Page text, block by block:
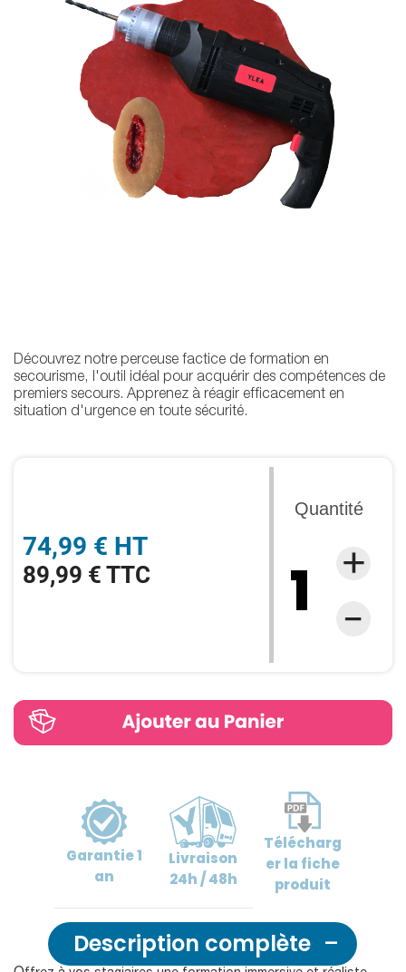
74,99 € HT
89,99 € TTC
Quantité
Découvrez notre perceuse factice de formation en
secourisme, l'outil idéal pour acquérir des compétences de
premiers secours. Apprenez à réagir efficacement en
situation d'urgence en toute sécurité.
Garantie1
an
Livraison
24h / 48h
Télécharg
erla fiche
produit
Description complète